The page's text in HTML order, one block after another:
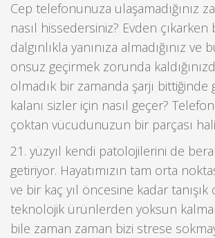
Cep telefonunuza ulaşamadığınız
nasıl hissedersiniz? Evden çıkarken
dalgınlıkla yanınıza almadığınız ve
onsuz geçirmek zorunda
olmadık bir zamanda şarjı bittiğinde
kalanı sizler için nasıl geçer?
çoktan vücudunuzun bir parçası
21. yüzyıl kendi patolojilerini de
getiriyor. Hayatımızın tam orta
ve bir kaç yıl öncesine kadar tanışık
teknolojik ürünlerden yoksun
bile zaman zaman bizi strese